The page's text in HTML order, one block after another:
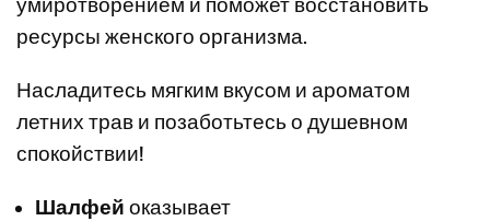
ресурсы женского организма.
Насладитесь мягким вкусом и ароматом
летних трав и позаботьтесь о душевном
спокойствии!
Шалфей оказывает